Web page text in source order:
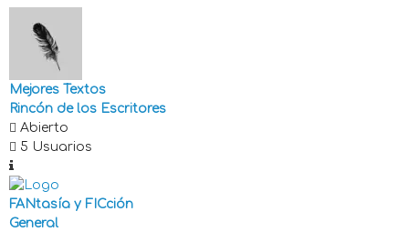
Mejores Textos
Rincón de los Escritores
Abierto
5 Usuarios
FANtasía y FICción
General